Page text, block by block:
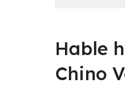
Hable
Chino